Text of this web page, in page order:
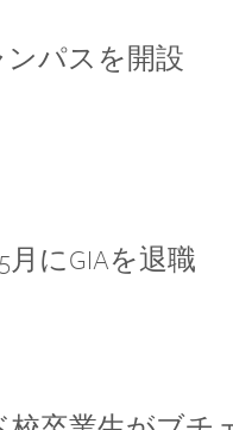
ンパスを開設
にGIAを退職